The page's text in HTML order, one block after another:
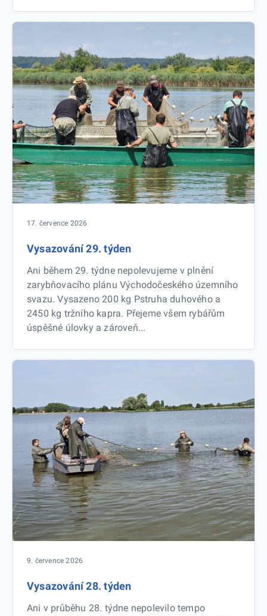
17. července 2026
Vysazování 29. týden
Ani během 29. týdne nepolevujeme v plnění
zarybňovacího plánu Východočeského územního
svazu. Vysazeno 200 kg Pstruha duhového a
2450 kg tržního kapra. Přejeme všem rybářům
úspěšné úlovky a zároveň...
9. července 2026
Vysazování 28. týden
Ani v průběhu 28. týdne nepolevilo tempo